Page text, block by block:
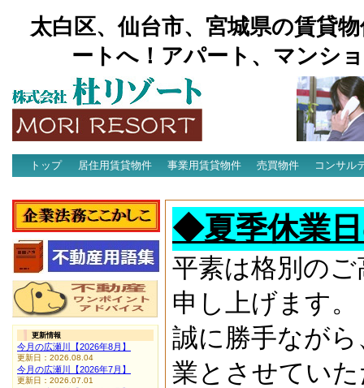
太白区、仙台市、宮城県の賃貸
ートへ！アパート、マンシ
トップ 居住用賃貸物件 事業用賃貸物件 売買物件
コンサル
◆夏季休業
平素は格別の
申し上げます。
誠に勝手なが
業とさせてい
更新情報
今月の広瀬川【2026年8月】
更新日：2026.08.04
今月の広瀬川【2026年7月】
更新日：2026.07.01